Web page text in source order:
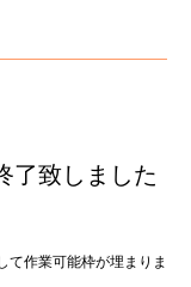
了致しました
て作業可能枠が埋まりま